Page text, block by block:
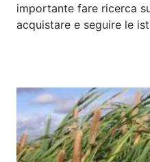
importante fare ricerca
acquistare e seguire le